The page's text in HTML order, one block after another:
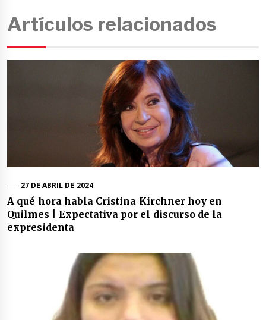
Artículos relacionados
27 DE ABRIL DE 2024
A qué hora habla Cristina Kirchner hoy en
Quilmes | Expectativa por el discurso de la
expresidenta